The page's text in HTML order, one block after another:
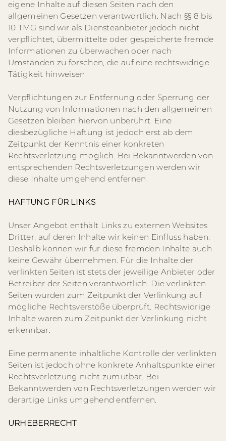
eigene Inhalte auf diesen Seiten nach den
allgemeinen Gesetzen verantwortlich. Nach §§ 8 bis
10 TMG sind wir als Diensteanbieter jedoch nicht
verpflichtet, übermittelte oder gespeicherte fremde
Informationen zu überwachen oder nach
Umständen zu forschen, die auf eine rechtswidrige
Tätigkeit hinweisen.
Verpflichtungen zur Entfernung oder Sperrung der
Nutzung von Informationen nach den allgemeinen
Gesetzen bleiben hiervon unberührt. Eine
diesbezügliche Haftung ist jedoch erst ab dem
Zeitpunkt der Kenntnis einer konkreten
Rechtsverletzung möglich. Bei Bekanntwerden von
entsprechenden Rechtsverletzungen werden wir
diese Inhalte umgehend entfernen.
HAFTUNG FÜR LINKS
Unser Angebot enthält Links zu externen Websites
Dritter, auf deren Inhalte wir keinen Einfluss haben.
Deshalb können wir für diese fremden Inhalte auch
keine Gewähr übernehmen. Für die Inhalte der
verlinkten Seiten ist stets der jeweilige Anbieter oder
Betreiber der Seiten verantwortlich. Die verlinkten
Seiten wurden zum Zeitpunkt der Verlinkung auf
mögliche Rechtsverstöße überprüft. Rechtswidrige
Inhalte waren zum Zeitpunkt der Verlinkung nicht
erkennbar.
Eine permanente inhaltliche Kontrolle der verlinkten
Seiten ist jedoch ohne konkrete Anhaltspunkte einer
Rechtsverletzung nicht zumutbar. Bei
Bekanntwerden von Rechtsverletzungen werden wir
derartige Links umgehend entfernen.
URHEBERRECHT